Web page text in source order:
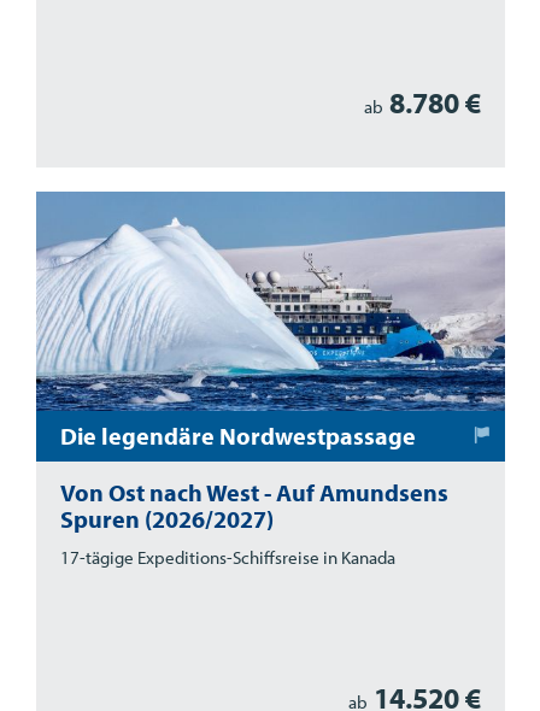
ab 8.780 €
Die legendäre Nordwestpassage
Von Ost nach West - Auf Amundsens
Spuren (2026/2027)
17-tägige Expeditions-Schiffsreise in Kanada
ab 14.520 €